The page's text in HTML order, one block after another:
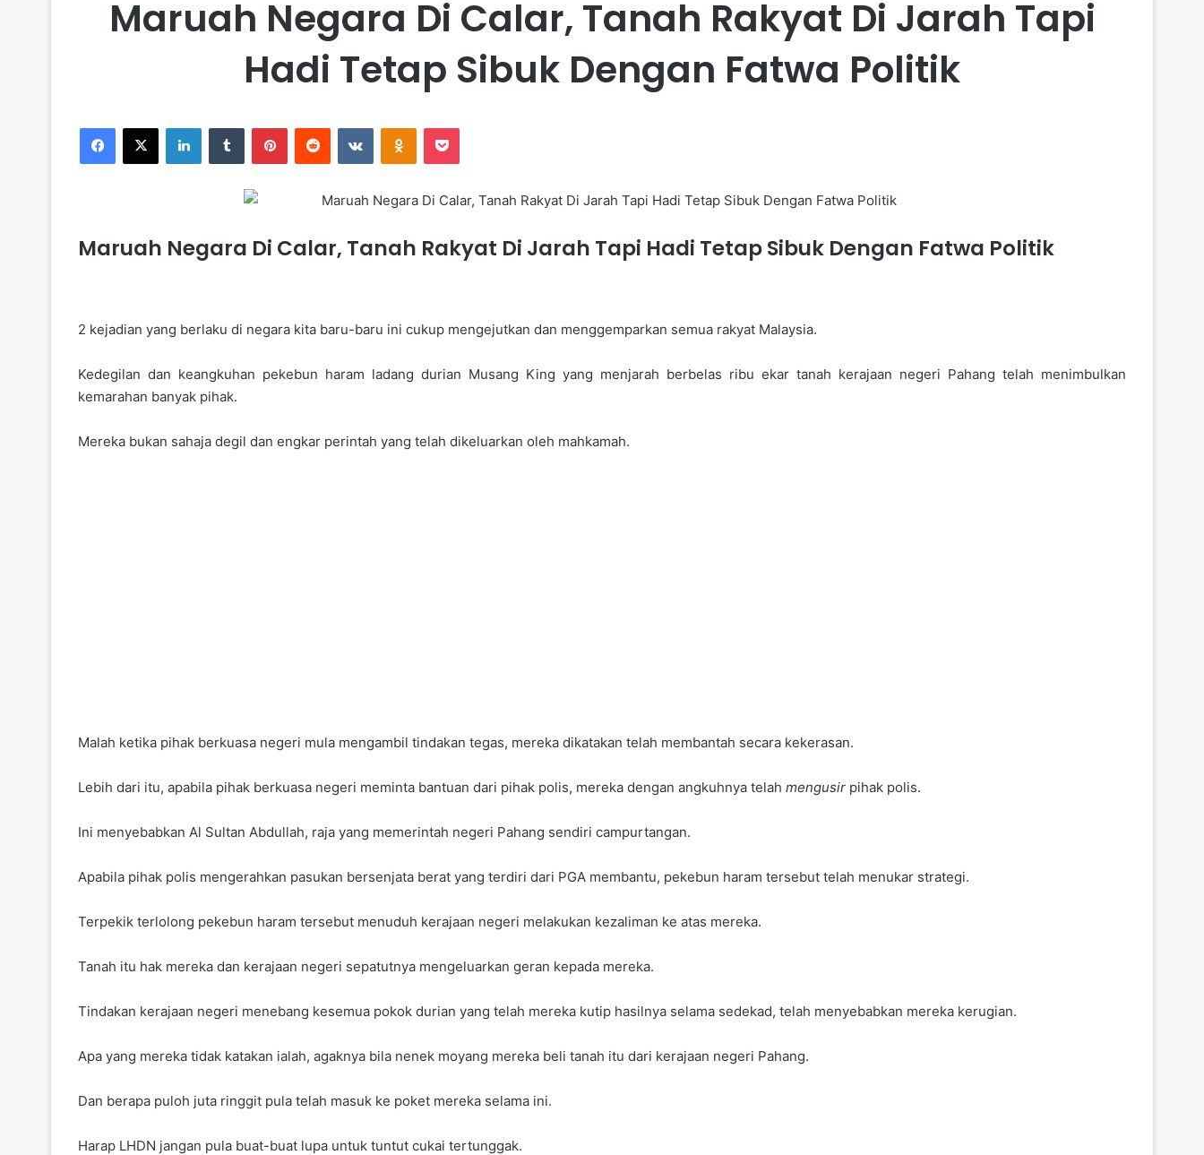
Maruah Negara Di Calar, Tanah Rakyat Di Jarah Tapi
Hadi Tetap Sibuk Dengan Fatwa Politik
Maruah Negara Di Calar, Tanah Rakyat Di Jarah Tapi Hadi Tetap Sibuk Dengan Fatwa Politik
2 kejadian yang berlaku di negara kita baru-baru ini cukup mengejutkan dan menggemparkan semua rakyat Malaysia.
Kedegilan dan keangkuhan pekebun haram ladang durian Musang King yang menjarah berbelas ribu ekar tanah kerajaan negeri Pahang telah menimbulkan
kemarahan banyak pihak.
Mereka bukan sahaja degil dan engkar perintah yang telah dikeluarkan oleh mahkamah.
Malah ketika pihak berkuasa negeri mula mengambil tindakan tegas, mereka dikatakan telah membantah secara kekerasan.
Lebih dari itu, apabila pihak berkuasa negeri meminta bantuan dari pihak polis, mereka dengan angkuhnya telah mengusir pihak polis.
Ini menyebabkan Al Sultan Abdullah, raja yang memerintah negeri Pahang sendiri campurtangan.
Apabila pihak polis mengerahkan pasukan bersenjata berat yang terdiri dari PGA membantu, pekebun haram tersebut telah menukar strategi.
Terpekik terlolong pekebun haram tersebut menuduh kerajaan negeri melakukan kezaliman ke atas mereka.
Tanah itu hak mereka dan kerajaan negeri sepatutnya mengeluarkan geran kepada mereka.
Tindakan kerajaan negeri menebang kesemua pokok durian yang telah mereka kutip hasilnya selama sedekad, telah menyebabkan mereka kerugian.
Apa yang mereka tidak katakan ialah, agaknya bila nenek moyang mereka beli tanah itu dari kerajaan negeri Pahang.
Dan berapa puloh juta ringgit pula telah masuk ke poket mereka selama ini.
Harap LHDN jangan pula buat-buat lupa untuk tuntut cukai tertunggak.